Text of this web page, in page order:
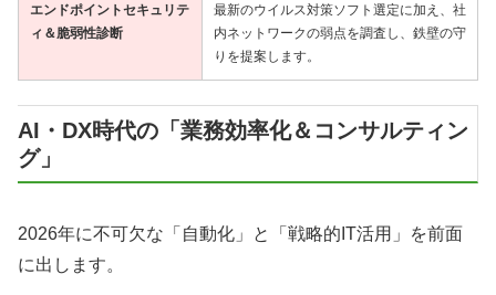
エンドポイントセキュリテ
ィ＆脆弱性診断
最新のウイルス対策ソフト選定に加え、社
内ネットワークの弱点を調査し、鉄壁の守
りを提案します。
AI・DX時代の「業務効率化＆コンサルティン
グ」
2026年に不可欠な「自動化」と「戦略的IT活用」を前面
に出します。